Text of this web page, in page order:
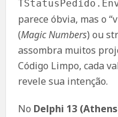
parece óbvia, mas o
(Magic Numbers) ou
assombra muitos
Código Limpo, cada
revele sua intenção.
No Delphi 13